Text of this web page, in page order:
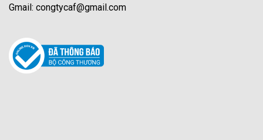
Gmail: congtycaf@gmail.com